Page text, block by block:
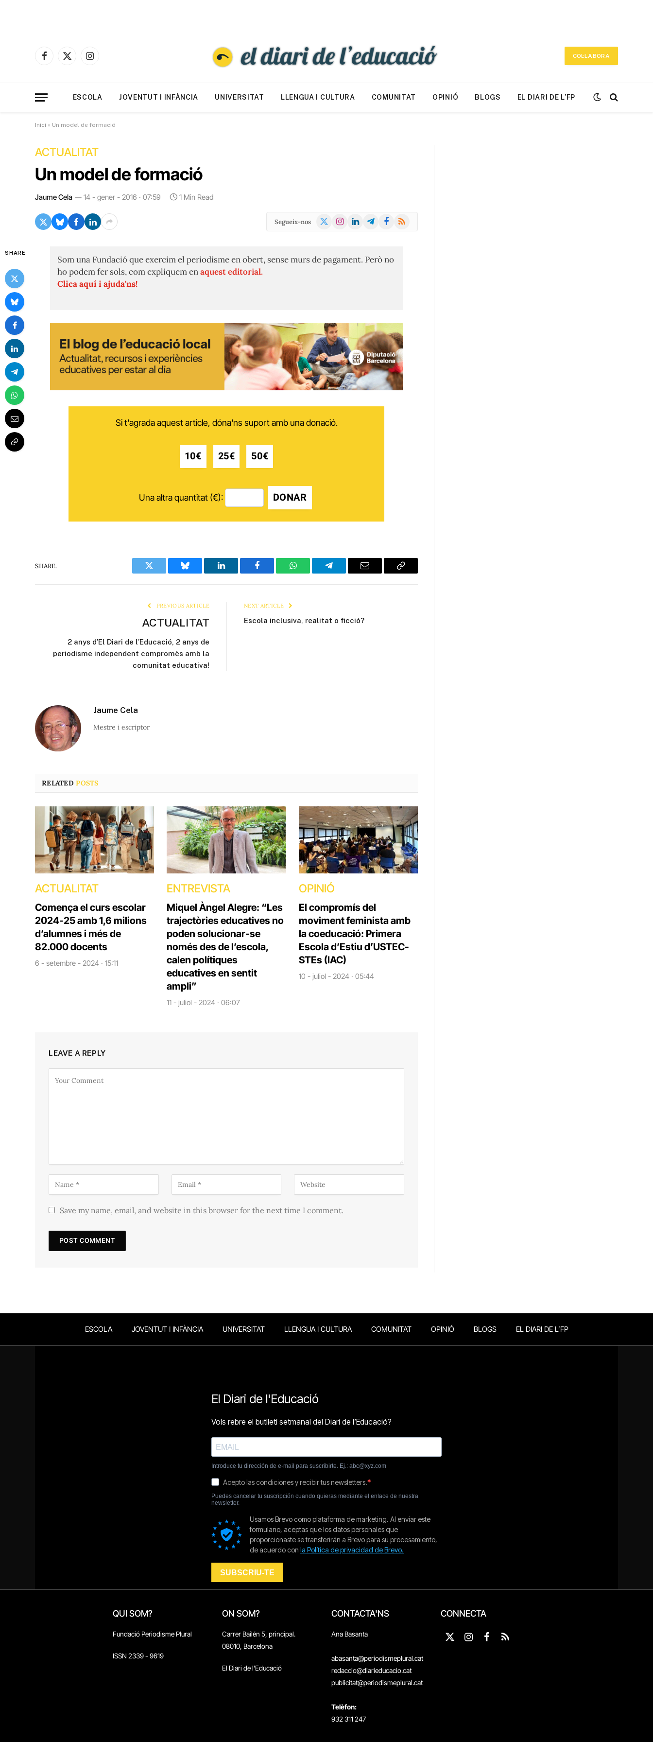
Facebook
X
Instagram
COL·LABORA
ESCOLA JOVENTUT I INFÀNCIA UNIVERSITAT LLENGUA I CULTURA COMUNITAT OPINIÓ BLOGS EL DIARI DE L’FP
Inici » Un model de formació
ACTUALITAT
Un model de formació
Jaume Cela 14 - gener - 2016 · 07:59 1 Min Read
Segueix-nos
X
Instagram
LinkedInTelegramFacebook
RSS
SHARE
Som una Fundació que exercim el periodisme en obert, sense murs de pagament. Però no
ho podem fer sols, com expliquem enaquest editorial.
Clica aquí i ajuda'ns!
Si t'agrada aquest article, dóna'ns suport amb una donació.
10€ 25€ 50€
Una altra quantitat (€): DONAR
SHARE.
Twitter Bluesky LinkedIn Facebook WhatsAppTelegram Email
Copy
PREVIOUS ARTICLE
ACTUALITAT
2 anys d’El Diari de l’Educació, 2 anys de
periodisme independent compromès amb la
comunitat educativa!
NEXT ARTICLE
Escola inclusiva, realitat o ficció?
Jaume Cela
Mestre i escriptor
RELATEDPOSTS
ACTUALITAT
Comença el curs escolar
2024-25 amb 1,6 milions
d’alumnes i més de
82.000 docents
6 - setembre - 2024 · 15:11
ENTREVISTA
Miquel Àngel Alegre: “Les
trajectòries educatives no
poden solucionar-se
només des de l’escola,
calen polítiques
educatives en sentit
ampli”
11 - juliol - 2024 · 06:07
OPINIÓ
El compromís del
moviment feminista amb
la coeducació: Primera
Escola d’Estiu d’USTEC-
STEs (IAC)
10 - juliol - 2024 · 05:44
LEAVE A REPLY
Save my name, email, and website in this browser for the next time I comment.
ESCOLA JOVENTUT I INFÀNCIA UNIVERSITAT LLENGUA I CULTURA COMUNITAT OPINIÓ BLOGS EL DIARI DE L’FP
QUI SOM?
Fundació Periodisme Plural
ISSN 2339 - 9619
ON SOM?
Carrer Bailén 5, principal.
08010, Barcelona
El Diari de l'Educació
CONTACTA'NS
Ana Basanta
abasanta@periodismeplural.cat
redaccio@diarieducacio.cat
publicitat@periodismeplural.cat
Telèfon:
932 311 247
CONNECTA
X
Instagram
Facebook
RSS